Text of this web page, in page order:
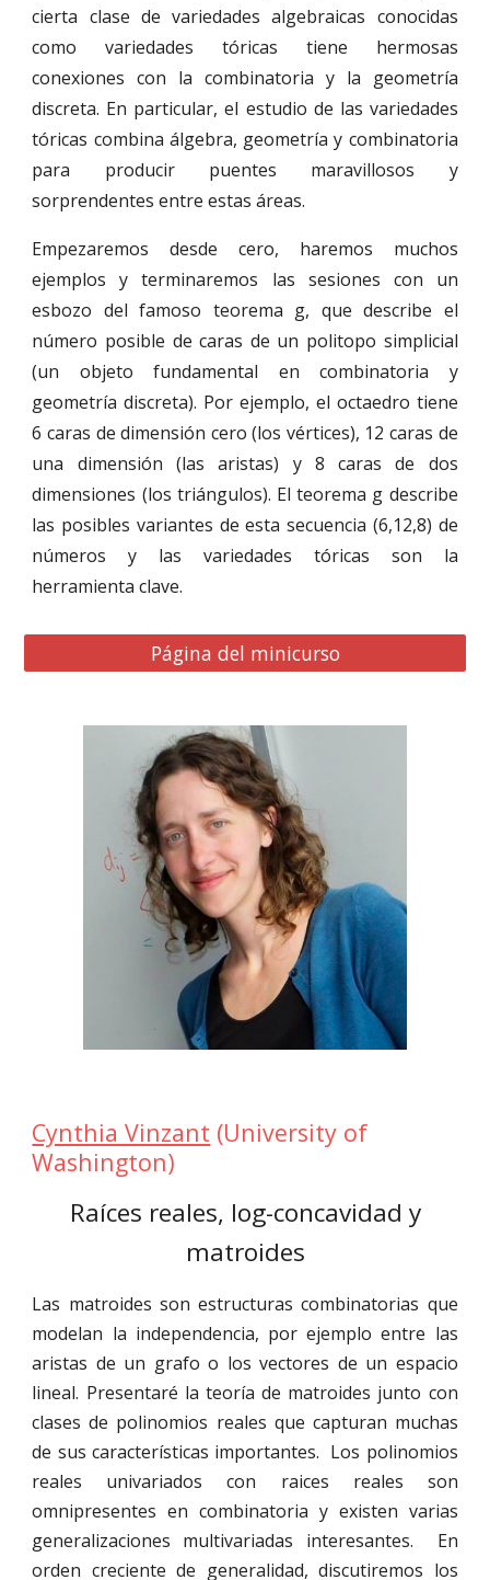
cierta clase de variedades algebraicas conocidas
como variedades tóricas tiene hermosas
conexiones con la combinatoria y la geometría
discreta. En particular, el estudio de las variedades
tóricas combina álgebra, geometría y combinatoria
para producir puentes maravillosos y
sorprendentes entre estas áreas.
Empezaremos desde cero, haremos muchos
ejemplos y terminaremos las sesiones con un
esbozo del famoso teorema g, que describe el
número posible de caras de un politopo simplicial
(un objeto fundamental en combinatoria y
geometría discreta). Por ejemplo, el octaedro tiene
6 caras de dimensión cero (los vértices), 12 caras de
una dimensión (las aristas) y 8 caras de dos
dimensiones (los triángulos). El teorema g describe
las posibles variantes de esta secuencia (6,12,8) de
números y las variedades tóricas son la
herramienta clave.
Página del minicurso
Cynthia Vinzant (University of
Washington)
Raíces reales, log-concavidad y
matroides
Las matroides son estructuras combinatorias que
modelan la independencia, por ejemplo entre las
aristas de un grafo o los vectores de un espacio
lineal. Presentaré la teoría de matroides junto con
clases de polinomios reales que capturan muchas
de sus características importantes. Los polinomios
reales univariados con raices reales son
omnipresentes en combinatoria y existen varias
generalizaciones multivariadas interesantes. En
orden creciente de generalidad, discutiremos los